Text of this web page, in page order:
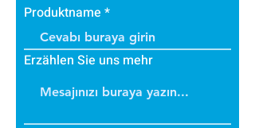
Produktname
Erzählen Sie uns mehr